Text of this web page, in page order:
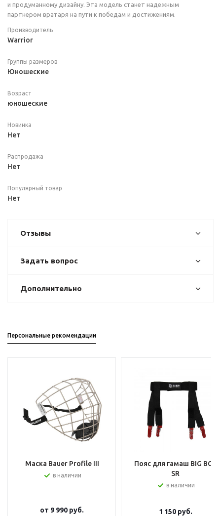
и продуманному дизайну. Эта модель станет надежным
партнером вратаря на пути к победам и достижениям.
Производитель
Warrior
Группы размеров
Юношеские
Возраст
юношеские
Новинка
Нет
Распродажа
Нет
Популярный товар
Нет
Отзывы
Задать вопрос
Дополнительно
Персональные рекомендации
Маска Bauer Profile III
в наличии
от 9 990 руб.
Пояс для гамаш BIG BOY
SR
в наличии
1 150руб.